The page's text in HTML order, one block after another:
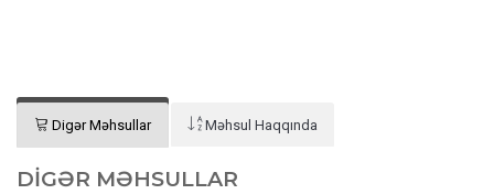
Digər Məhsullar Məhsul Haqqında
DIGƏR MƏHSULLAR